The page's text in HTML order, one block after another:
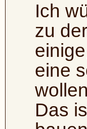
Ich
zu
eine
Das